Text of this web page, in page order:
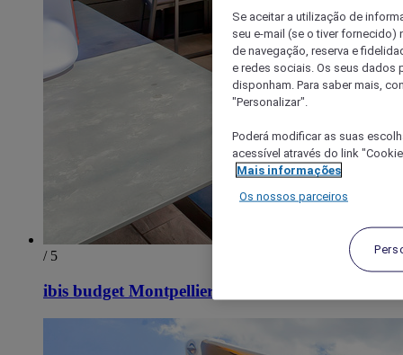
/ 5
ibis budget Montpellier Sud Près d'Arènes
Se aceitar a utilização de
seu e-mail (se o tiver
de navegação, reserva e
e redes sociais. Os seus dados
disponham. Para saber mais,
"Personalizar".
Poderá modificar as suas
acessível através do link
Mais informações
Os nossos parceiros